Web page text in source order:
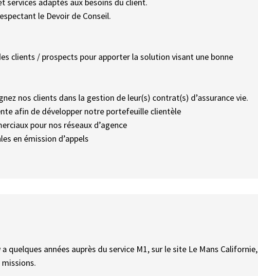
services adaptés aux besoins du client.
le Devoir de Conseil.
clients / prospects pour apporter la solution visant une bonne
nos clients dans la gestion de leur(s) contrat(s) d’assurance vie.
afin de développer notre portefeuille clientèle
pour nos réseaux d’agence
en émission d’appels
quelques années auprès du service M1, sur le site Le Mans Californie,